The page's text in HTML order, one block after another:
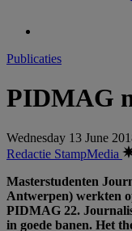
Publicaties
PIDMAG
Wednesday 13 June
Redactie StampMedia
Masterstudenten
Antwerpen) werkten
PIDMAG 22.
in goede banen. Het